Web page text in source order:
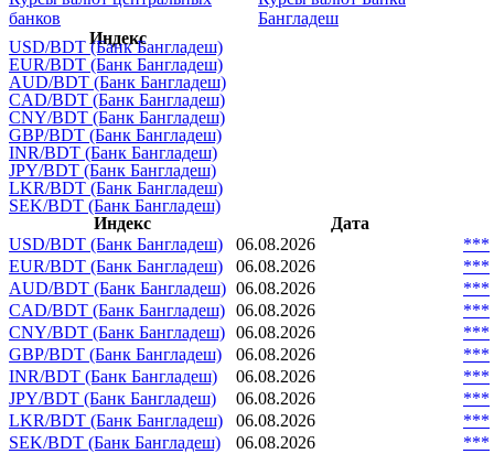
банков
Бангладеш
Индекс
USD/BDT (Банк Бангладеш)
EUR/BDT (Банк Бангладеш)
AUD/BDT (Банк Бангладеш)
CAD/BDT (Банк Бангладеш)
CNY/BDT (Банк Бангладеш)
GBP/BDT (Банк Бангладеш)
INR/BDT (Банк Бангладеш)
JPY/BDT (Банк Бангладеш)
LKR/BDT (Банк Бангладеш)
SEK/BDT (Банк Бангладеш)
Индекс
Дата
USD/BDT (Банк Бангладеш)
06.08.2026
***
EUR/BDT (Банк Бангладеш)
06.08.2026
***
AUD/BDT (Банк Бангладеш) 06.08.2026
***
CAD/BDT (Банк Бангладеш) 06.08.2026
***
CNY/BDT (Банк Бангладеш) 06.08.2026
***
GBP/BDT (Банк Бангладеш)
06.08.2026
***
INR/BDT (Банк Бангладеш)
06.08.2026
***
JPY/BDT (Банк Бангладеш)
06.08.2026
***
LKR/BDT (Банк Бангладеш)
06.08.2026
***
SEK/BDT (Банк Бангладеш)
06.08.2026 ***